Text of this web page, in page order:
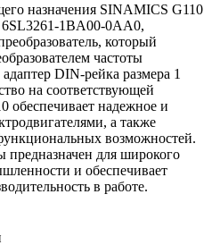
назначения SINAMICS G110
6SL3261-1BA00-0AA0,
который
частоты
DIN-рейка размера 1
на соответствующей
обеспечивает надежное и
а также
возможностей.
предназначен для широкого
и обеспечивает
в работе.